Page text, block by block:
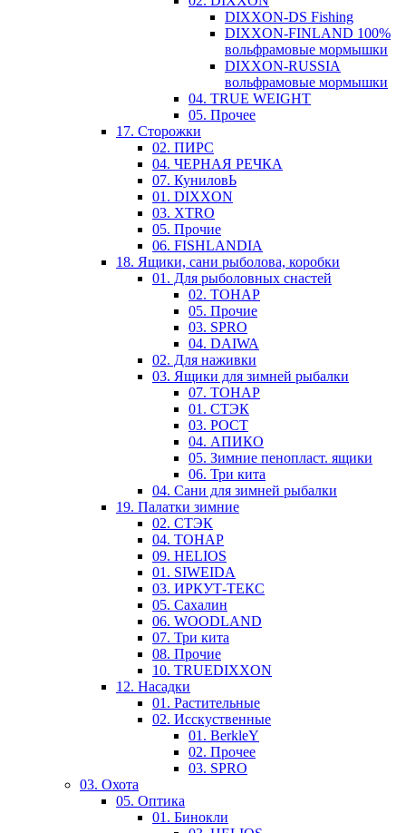
DIXXON-DS Fishing
DIXXON-FINLAND 100%
вольфрамовые мормышки
DIXXON-RUSSIA
вольфрамовые мормышки
04. TRUE WEIGHT
05. Прочее
17. Сторожки
02. ПИРС
04. ЧЕРНАЯ РЕЧКА
07. КуниловЬ
01. DIXXON
03. XTRO
05. Прочие
06. FISHLANDIA
18. Ящики, сани рыболова, коробки
01. Для рыболовных снастей
02. ТОНАР
05. Прочие
03. SPRO
04. DAIWA
02. Для наживки
03. Ящики для зимней рыбалки
07. ТОНАР
01. СТЭК
03. РОСТ
04. АПИКО
05. Зимние пенопласт. ящики
06. Три кита
04. Сани для зимней рыбалки
19. Палатки зимние
02. СТЭК
04. ТОНАР
09. HELIOS
01. SIWEIDA
03. ИРКУТ-ТЕКС
05. Сахалин
06. WOODLAND
07. Три кита
08. Прочие
10. TRUEDIXXON
12. Насадки
01. Растительные
02. Исскуственные
01. BerkleY
02. Прочее
03. SPRO
03. Охота
05. Оптика
01. Бинокли